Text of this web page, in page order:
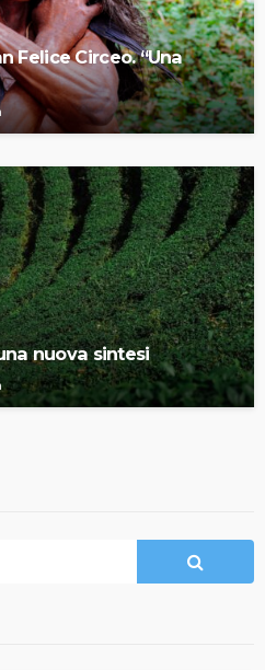
Felice Circeo. “Una
nuova sintesi